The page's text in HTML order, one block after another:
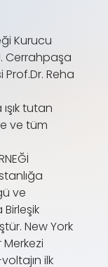
Kurucu
Cerrahpaşa
Reha
tutan
ve tüm
ve
New York
ilk